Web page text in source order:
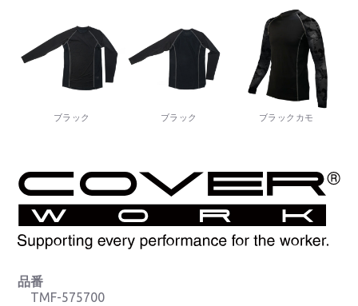
ブラック ブラック ブラックカモ
品番
TMF-575700